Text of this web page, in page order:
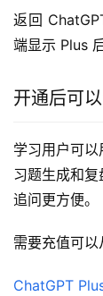
返回
端显示 Plus
开通后可
学习用户可
习题生成和
追问更方便。
需要充值可以
ChatGPT